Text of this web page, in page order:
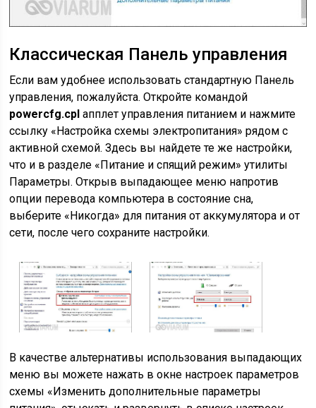
Классическая Панель управления
Если вам удобнее использовать стандартную Панель
управления, пожалуйста. Откройте командой
powercfg.cpl апплет управления питанием и нажмите
ссылку «Настройка схемы электропитания» рядом с
активной схемой. Здесь вы найдете те же настройки,
что и в разделе «Питание и спящий режим» утилиты
Параметры. Открыв выпадающее меню напротив
опции перевода компьютера в состояние сна,
выберите «Никогда» для питания от аккумулятора и от
сети, после чего сохраните настройки.
В качестве альтернативы использования выпадающих
меню вы можете нажать в окне настроек параметров
схемы «Изменить дополнительные параметры